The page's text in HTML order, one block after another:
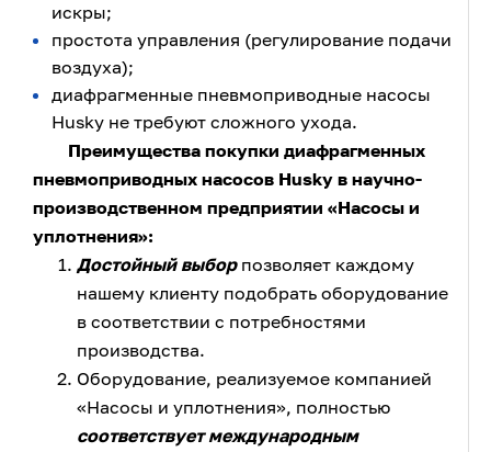
искры;
простота управления (регулирование подачи
воздуха);
диафрагменные пневмоприводные насосы
Husky не требуют сложного ухода.
Преимущества покупки диафрагменных
пневмоприводных насосов Husky в научно-
производственном предприятии «Насосы и
уплотнения»:
Достойный выборпозволяет каждому
нашему клиенту подобрать оборудование
в соответствии с потребностями
производства.
Оборудование, реализуемое компанией
«Насосы и уплотнения», полностью
соответствует международным